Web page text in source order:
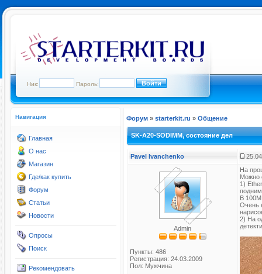
Ник: Пароль:
Навигация
Главная
О нас
Магазин
Где/как купить
Форум
Статьи
Новости
Опросы
Поиск
Рекомендовать
Форум » starterkit.ru » Общение
SK-A20-SODIMM, состояние дел
Pavel Ivanchenko
Admin
Пункты: 486
Регистрация: 24.03.2009
Пол: Мужчина
На
Можно
1)
В 100М
Очень
2) На